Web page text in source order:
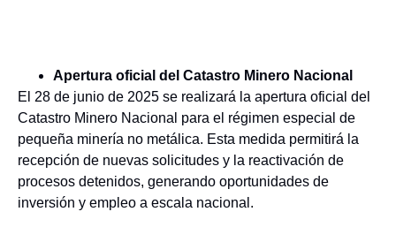
Apertura oficial del Catastro Minero Nacional
El 28 de junio de 2025 se realizará la apertura oficial del
Catastro Minero Nacional para el régimen especial de
pequeña minería no metálica. Esta medida permitirá la
recepción de nuevas solicitudes y la reactivación de
procesos detenidos, generando oportunidades de
inversión y empleo a escala nacional.